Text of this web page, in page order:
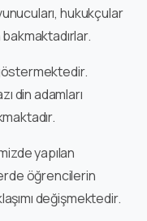
hukukçular
din adamları
yapılan
öğrencilerin
değişmektedir.